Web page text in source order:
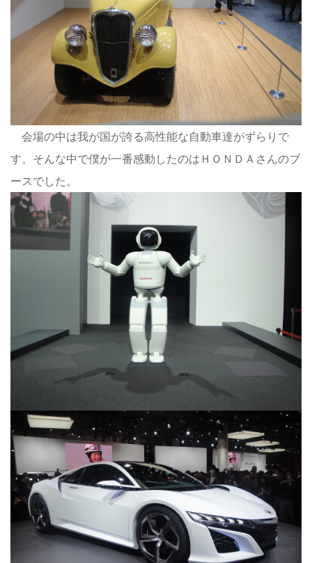
会場の中は我が国が誇る高性能な自動車達がずらりで
す。そんな中で僕が一番感動したのはＨＯＮＤＡさんのブ
ースでした。